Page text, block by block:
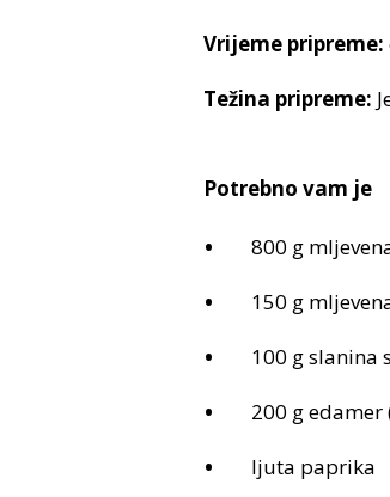
Vrijeme pripreme:
Težina pripreme:
Potrebno vam je
800 g
150 g
100 g slanina
200 g edamer
ljuta paprika